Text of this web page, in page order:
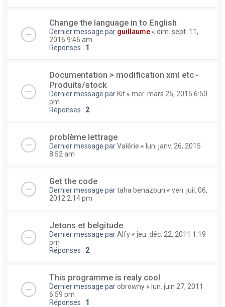
Change the language in to English
Dernier message par guillaume « dim. sept. 11,
2016 9:46 am
Réponses : 1
Documentation > modification xml etc -
Produits/stock
Dernier message parKit « mer. mars 25, 2015 6:50
pm
Réponses : 2
problème lettrage
Dernier message parValérie « lun. janv. 26, 2015
8:52 am
Get the code
Dernier message partaha benazoun « ven. juil. 06,
2012 2:14 pm
Jetons et belgitude
Dernier message parAlfy « jeu. déc. 22, 2011 1:19
pm
Réponses : 2
This programme is realy cool
Dernier message parobrowny « lun. juin 27, 2011
6:59 pm
Réponses : 1